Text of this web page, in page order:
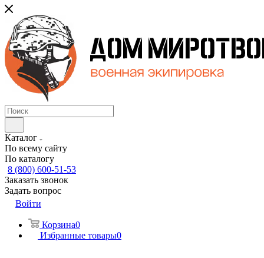
Каталог
По всему сайту
По каталогу
8 (800) 600-51-53
Заказать звонок
Задать вопрос
Войти
Корзина0
Избранные товары0